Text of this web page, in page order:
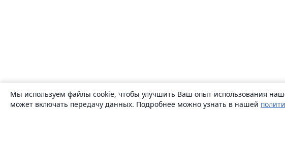
Мы используем файлы cookie, чтобы улучшить Ваш опыт использования
может включать передачу данных. Подробнее можно узнать в нашей